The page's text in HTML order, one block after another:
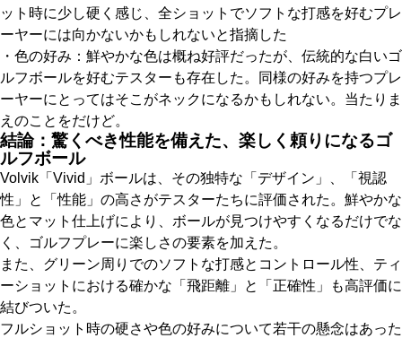
ット時に少し硬く感じ、全ショットでソフトな打感を好むプレ
ーヤーには向かないかもしれないと指摘した
・色の好み：鮮やかな色は概ね好評だったが、伝統的な白いゴ
ルフボールを好むテスターも存在した。同様の好みを持つプレ
ーヤーにとってはそこがネックになるかもしれない。当たりま
えのことをだけど。
結論：驚くべき性能を備えた、楽しく頼りになるゴ
ルフボール
Volvik「Vivid」ボールは、その独特な「デザイン」、「視認
性」と「性能」の高さがテスターたちに評価された。鮮やかな
色とマット仕上げにより、ボールが見つけやすくなるだけでな
く、ゴルフプレーに楽しさの要素を加えた。
また、グリーン周りでのソフトな打感とコントロール性、ティ
ーショットにおける確かな「飛距離」と「正確性」も高評価に
結びついた。
フルショット時の硬さや色の好みについて若干の懸念はあった